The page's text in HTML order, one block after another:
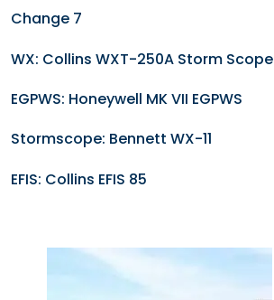
Change 7
WX: Collins WXT-250A Storm Scope
EGPWS: Honeywell MK VII EGPWS
Stormscope: Bennett WX-11
EFIS: Collins EFIS 85